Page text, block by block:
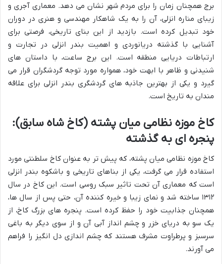
برج همچنان زمان را برای مردم شهر نشان می دهد. معماری آجری و
زیبای مناره انزلی، آن را به یک شاهکار مهندسی و هنری در دوران
خود تبدیل کرده است. بازدید از این بنای تاریخی، فرصتی برای
آشنایی با گذشته دریانوردی و اهمیت بندر انزلی در تجارت و
ارتباطات دریایی منطقه است. این برج ساعت، با داستان های
شنیدنی و ظاهر با ابهت خود، همواره مورد توجه گردشگران قرار می
گیرد و یکی از بهترین جاذبه های گردشگری بندر انزلی برای علاقه
مندان به تاریخ است.
کاخ موزه نظامی میان پشته (کاخ شاه سابق):
پنجره ای به گذشته
کاخ موزه نظامی میان پشته، که پیش تر به عنوان کاخ سلطنتی مورد
استفاده قرار می گرفت، یکی از بناهای تاریخی و باشکوه بندر انزلی
است که معماری آن تحت تاثیر سبک روسی است. این کاخ در سال
۱۳۱۲ ساخته شد و نمای زیبا و خیره کننده آن، حتی پس از سال ها،
همچنان جذابیت خود را حفظ کرده است. پنجره های بزرگ کاخ، از
یک سو به دریای خزر و چشم انداز آبی آن و از سوی دیگر به باغی
سرسبز و پرطراوت مشرف هستند که چشم اندازی دل انگیز را فراهم
می آورند.